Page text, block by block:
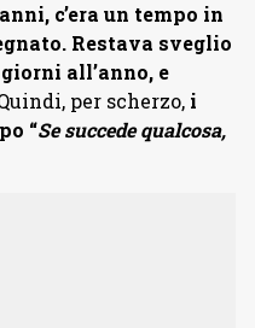
c’era un tempo in
Restava sveglio
all’anno, e
per scherzo, i
“Se succede qualcosa,